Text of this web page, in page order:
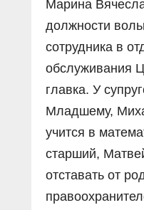
Марина
должности
сотрудника в
обслуживания
главка. У
Младшему,
учится в
старший,
отставать от